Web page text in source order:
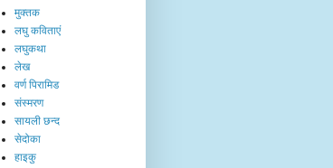
मुक्तक
लघु कविताएं
लघुकथा
लेख​
वर्ण पिरामिड
संस्मरण
सायली छन्द
सेदोका
हाइकु